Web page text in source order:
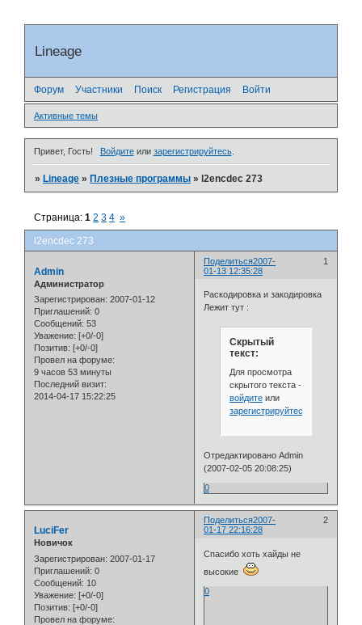
Lineage
Форум Участники Поиск Регистрация Войти
Активные темы
Привет, Гость! Войдитеили зарегистрируйтесь.
»Lineage »Плезные программы »l2encdec 273
l2encdec 273
Страница:1 2 3 4 »
Поделиться 1
2007-
01-13 12:35:28
Admin
Администратор
Зарегистрирован: 2007-01-12
Приглашений: 0
Сообщений: 53
Уважение: [+0/-0]
Позитив: [+0/-0]
Провел на форуме:
9 часов 53 минуты
Последний визит:
2014-04-17 15:22:25
Раскодировка и закодировка
Лежит тут :
Скрытый
текст:
Для просмотра
скрытого текста -
войдитеили
зарегистрируйтесь
Отредактировано Admin
(2007-02-05 20:08:25)
0
Поделиться 2
2007-
01-17 22:16:28
LuciFer
Новичок
Зарегистрирован: 2007-01-17
Приглашений: 0
Сообщений: 10
Уважение: [+0/-0]
Позитив: [+0/-0]
Провел на форуме:
Спасибо хоть хайды не
высокие
0